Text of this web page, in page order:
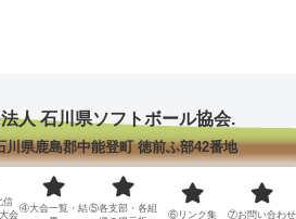
人 石川県ソフトボール協会.
川県鹿島郡中能登町 徳前ふ部42番地
信
会
④大会一覧・結⑤各支部・各組
⑥リンク集 ⑦お問い合わせ